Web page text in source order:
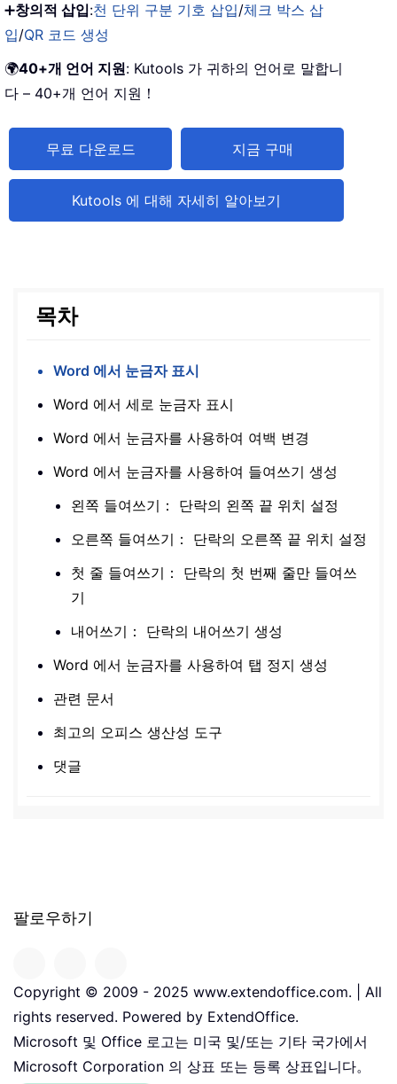
➕창의적 삽입:천 단위 구분 기호 삽입/체크 박스 삽
입/QR 코드 생성
🌍40+개 언어 지원: Kutools 가 귀하의 언어로 말합니
다 – 40+개 언어 지원！
무료 다운로드 지금 구매
Kutools 에 대해 자세히 알아보기
목차
Word 에서 눈금자 표시
Word 에서 세로 눈금자 표시
Word 에서 눈금자를 사용하여 여백 변경
Word 에서 눈금자를 사용하여 들여쓰기 생성
왼쪽 들여쓰기： 단락의 왼쪽 끝 위치 설정
오른쪽 들여쓰기： 단락의 오른쪽 끝 위치 설정
첫 줄 들여쓰기： 단락의 첫 번째 줄만 들여쓰
기
내어쓰기： 단락의 내어쓰기 생성
Word 에서 눈금자를 사용하여 탭 정지 생성
관련 문서
최고의 오피스 생산성 도구
댓글
팔로우하기
Copyright © 2009 - 2025 www.extendoffice.com. | All
rights reserved. Powered by ExtendOffice.
Microsoft 및 Office 로고는 미국 및/또는 기타 국가에서
Microsoft Corporation 의 상표 또는 등록 상표입니다。